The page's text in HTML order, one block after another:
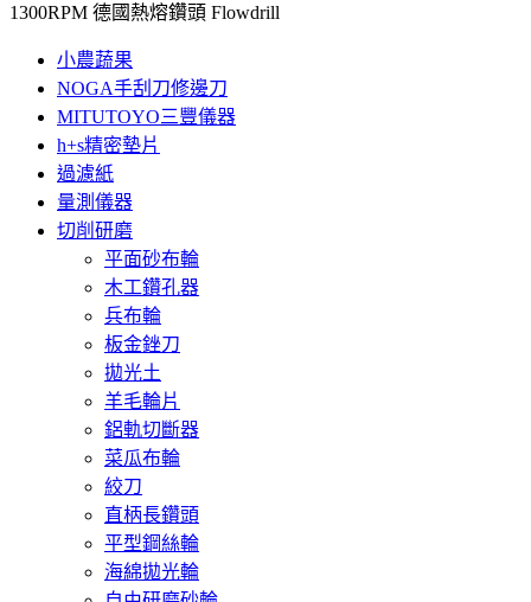
1300RPM 德國熱熔鑽頭 Flowdrill
小農蔬果
NOGA手刮刀修邊刀
MITUTOYO三豐儀器
h+s精密墊片
過濾紙
量測儀器
切削研磨
平面砂布輪
木工鑽孔器
兵布輪
板金銼刀
拋光土
羊毛輪片
鋁軌切斷器
菜瓜布輪
絞刀
直柄長鑽頭
平型鋼絲輪
海綿拋光輪